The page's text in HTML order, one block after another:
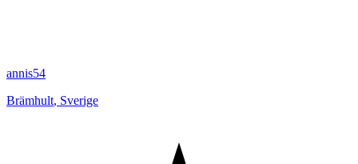
annis54
Brämhult, Sverige